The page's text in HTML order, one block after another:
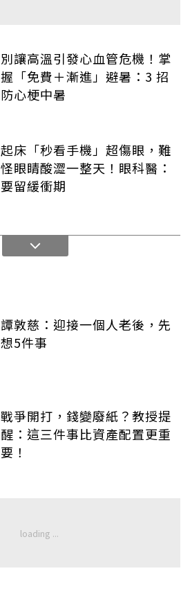
別讓高溫引發心血管危機！掌
握「免費＋漸進」避暑：3 招
防心梗中暑
起床「秒看手機」超傷眼，難
怪眼睛酸澀一整天！眼科醫：
要留緩衝期
譚敦慈：迎接一個人老後，先
想5件事
戰爭開打，錢變廢紙？教授提
醒：這三件事比資產配置更重
要！